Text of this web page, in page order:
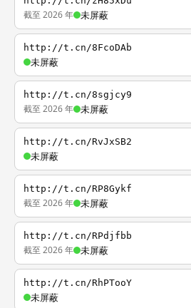
截至 2026 年 未屏蔽
http://t.cn/8FcoDAb
未屏蔽
http://t.cn/8sgjcy9
截至 2026 年 未屏蔽
http://t.cn/RvJxSB2
未屏蔽
http://t.cn/RP8Gykf
截至 2026 年 未屏蔽
http://t.cn/RPdjfbb
截至 2026 年 未屏蔽
http://t.cn/RhPTooY
未屏蔽